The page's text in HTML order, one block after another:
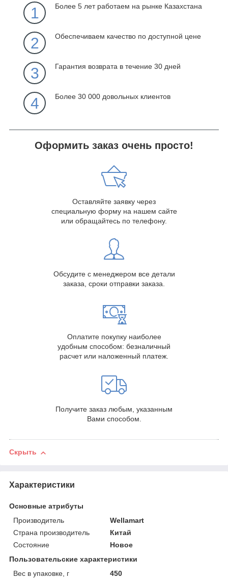
1 Более 5 лет работаем на рынке Казахстана
2 Обеспечиваем качество по доступной цене
3 Гарантия возврата в течение 30 дней
4 Более 30 000 довольных клиентов
Оформить заказ очень просто!
Оставляйте заявку через
специальную форму на нашем сайте
или обращайтесь по телефону.
Обсудите с менеджером все детали
заказа, сроки отправки заказа.
Оплатите покупку наиболее
удобным способом: безналичный
расчет или наложенный платеж.
Получите заказ любым, указанным
Вами способом.
Скрыть
Характеристики
Основные атрибуты
Производитель
Wellamart
Страна производитель
Китай
Состояние
Новое
Пользовательские характеристики
Вес в упаковке, г
450